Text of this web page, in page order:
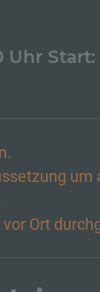
Uhr
um
Ort
persönliche
bewerten,
natürlichen
f)
einer
betroffenen